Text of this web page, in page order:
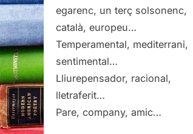
egarenc, un terç solsonenc,
català, europeu…
Temperamental, mediterrani,
sentimental…
Lliurepensador, racional,
lletraferit…
Pare, company, amic…